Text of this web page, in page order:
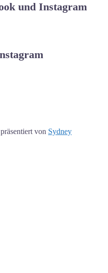
und Instagram
von Sydney